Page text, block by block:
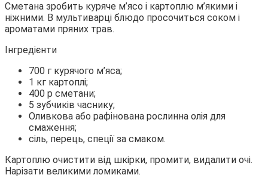
Сметана зробить куряче м’ясо і картоплю м’якими і
ніжними. В мультиварці блюдо просочиться соком і
ароматами пряних трав.
Інгредієнти
700 г курячого м’яса;
1 кг картоплі;
400 р сметани;
5 зубчиків часнику;
Оливкова або рафінована рослинна олія для
смаження;
сіль, перець, спеції за смаком.
Картоплю очистити від шкірки, промити, видалити очі.
Нарізати великими ломиками.